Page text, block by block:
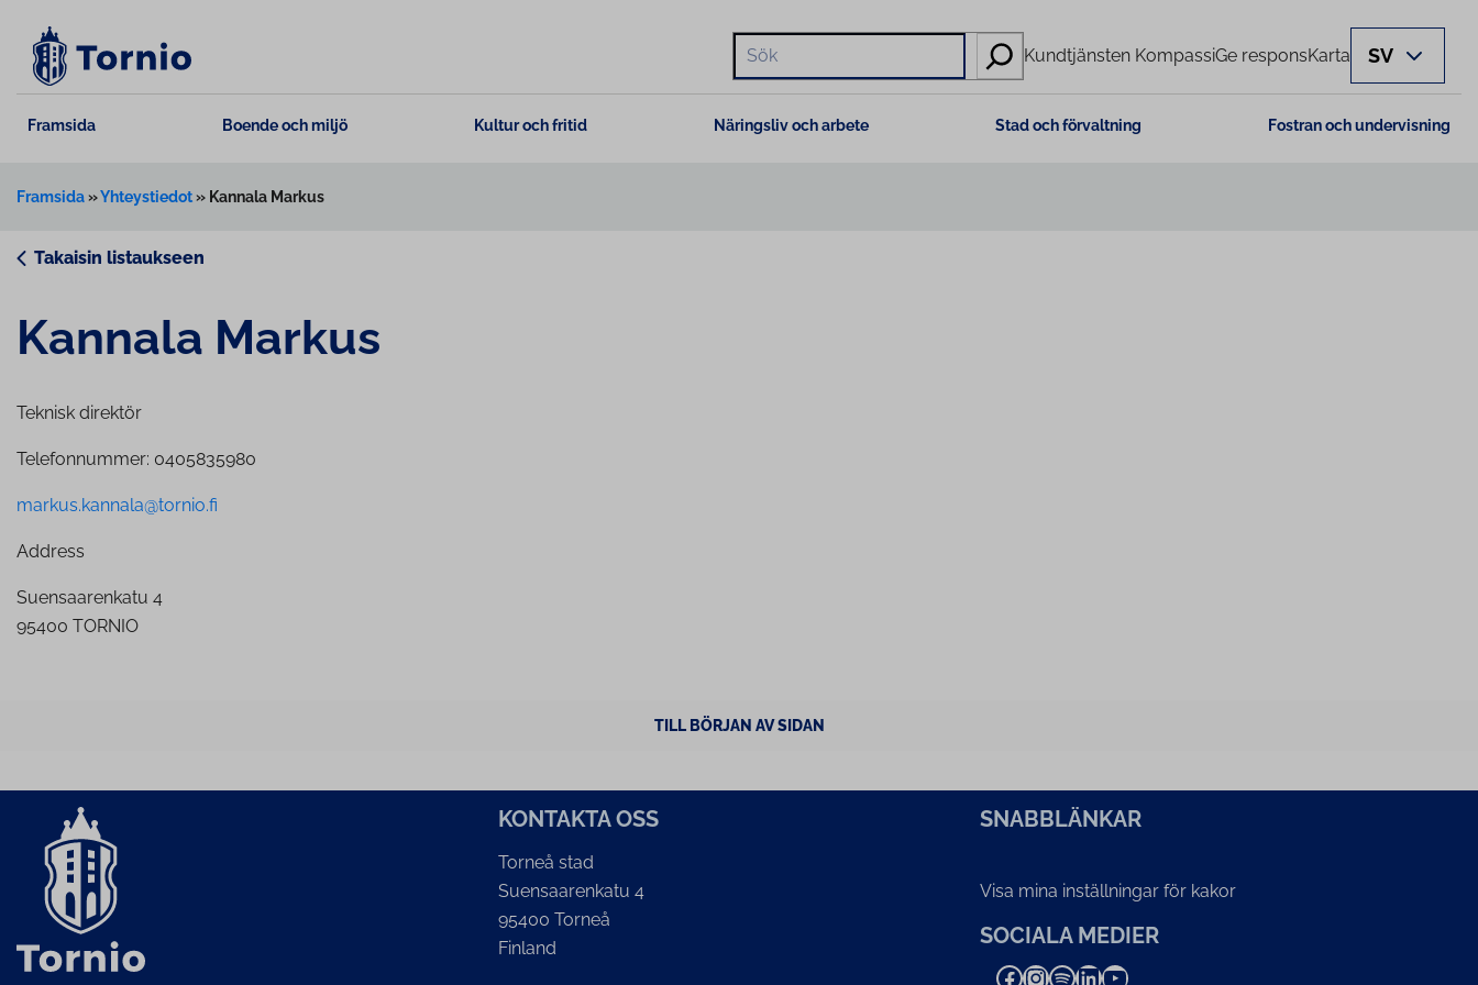
content
Hae
Kundtjänsten KompassiGe responsKarta SV
Framsida Boende och miljö Kultur och fritid Näringsliv och arbete Stad och förvaltning Fostran och undervisning
Framsida»Yhteystiedot» Kannala Markus
Takaisin listaukseen
Kannala Markus
Teknisk direktör
Telefonnummer: 0405835980
markus.kannala@tornio.fi
Address
Suensaarenkatu 4
95400 TORNIO
TILL BÖRJAN AV SIDAN
KONTAKTA OSS
Torneå stad
Suensaarenkatu 4
95400 Torneå
Finland
SNABBLÄNKAR
Visa mina inställningar för kakor
SOCIALA MEDIER
Facebook InstagramSpotify LinkedIn YouTube